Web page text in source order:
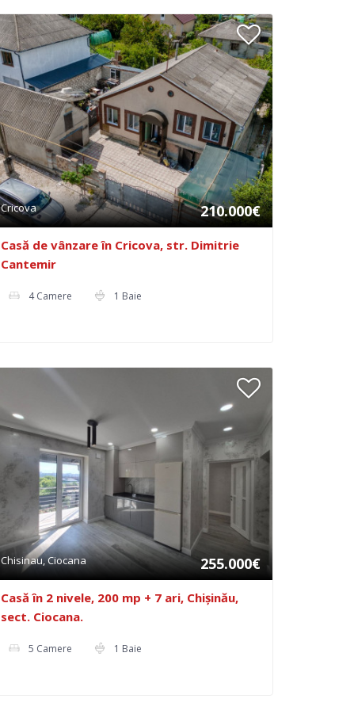
Cricova 210.000€
Casă de vânzare în Cricova, str. Dimitrie
Cantemir
4 Camere 1 Baie
Chisinau, Ciocana 255.000€
Casă în 2 nivele, 200 mp + 7 ari, Chișinău,
sect. Ciocana.
5 Camere 1 Baie